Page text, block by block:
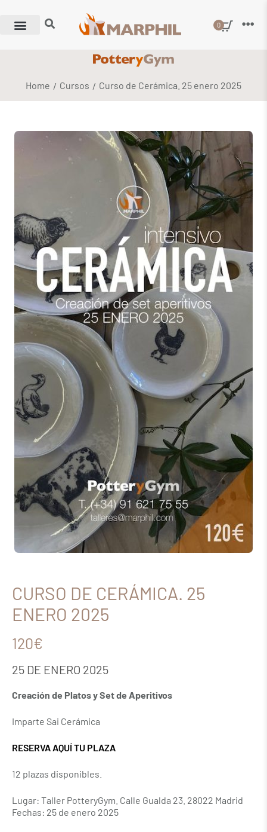
0
Home / Cursos / Curso de Cerámica. 25 enero 2025
CURSO DE CERÁMICA. 25
ENERO 2025
120€
25 DE ENERO 2025
Creación de Platos y Set de Aperitivos
Imparte Sai Cerámica
RESERVA AQUÍ TU PLAZA
12 plazas disponibles.
Lugar: Taller PotteryGym. Calle Gualda 23. 28022 Madrid
Fechas: 25 de enero 2025